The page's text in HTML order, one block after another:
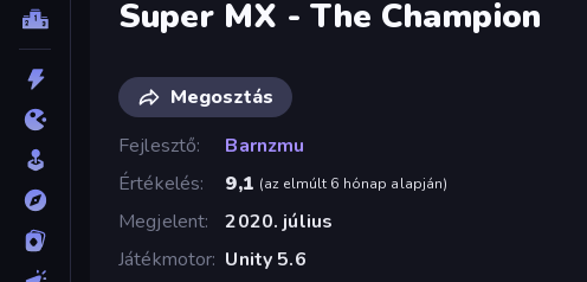
Super MX - The Champion
Megosztás
Fejlesztő
Barnzmu
Értékelés
9,1 (az elmúlt 6 hónap alapján)
Megjelent
2020. július
Játékmotor Unity 5.6